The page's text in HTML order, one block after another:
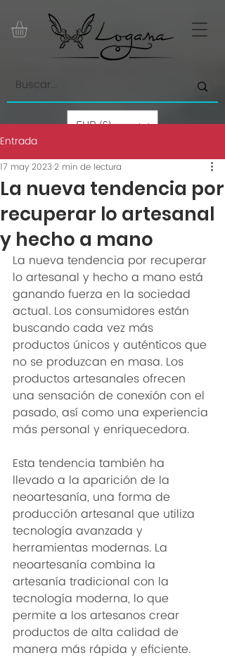
EUR (€)
Entrada
La nueva tendencia por
recuperar lo artesanal
y hecho a mano
17 may 20232 min de lectura
La nueva tendencia por recuperar
lo artesanal y hecho a mano está
ganando fuerza en la sociedad
actual. Los consumidores están
buscando cada vez más
productos únicos y auténticos que
no se produzcan en masa. Los
productos artesanales ofrecen
una sensación de conexión con el
pasado, así como una experiencia
más personal y enriquecedora.
Esta tendencia también ha
llevado a la aparición de la
neoartesanía, una forma de
producción artesanal que utiliza
tecnología avanzada y
herramientas modernas. La
neoartesanía combina la
artesanía tradicional con la
tecnología moderna, lo que
permite a los artesanos crear
productos de alta calidad de
manera más rápida y eficiente.